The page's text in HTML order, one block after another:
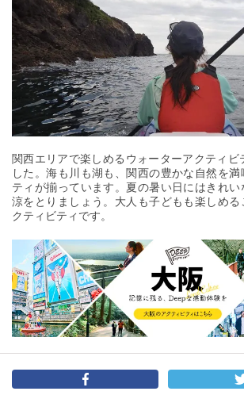
関西エリアで楽しめるウォーターアクティビ
した。海も川も湖も、関西の豊かな自然を
ティが揃っています。夏の暑い日にはきれい
涼をとりましょう。大人も子どもも楽しめ
クティビティです。